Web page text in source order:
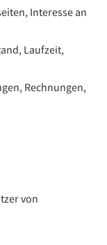
Interesse an
Laufzeit,
Rechnungen,
von